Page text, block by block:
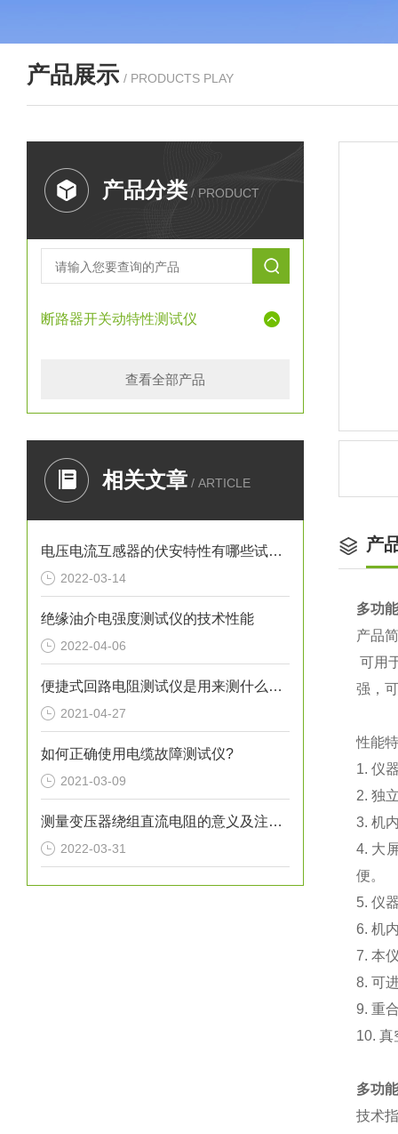
产品展示 / PRODUCTS PLAY
产品分类 / PRODUCT
断路器开关动特性测试仪
查看全部产品
相关文章 / ARTICLE
电压电流互感器的伏安特性有哪些试验方法？
2022-03-14
绝缘油介电强度测试仪的技术性能
2022-04-06
便捷式回路电阻测试仪是用来测什么的？
2021-04-27
如何正确使用电缆故障测试仪?
2021-03-09
测量变压器绕组直流电阻的意义及注意事项
2022-03-31
产
多功
产品
可用
强，
性能
1. 仪
2. 独
3. 机
4. 大
便。
5. 仪
6. 机
7. 本
8. 可
9. 重
10. 真
多功
技术